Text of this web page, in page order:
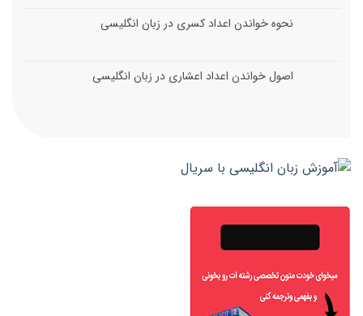
نحوه خواندن اعداد کسری در زبان انگلیسی
اصول خواندن اعداد اعشاری در زبان انگلیسی